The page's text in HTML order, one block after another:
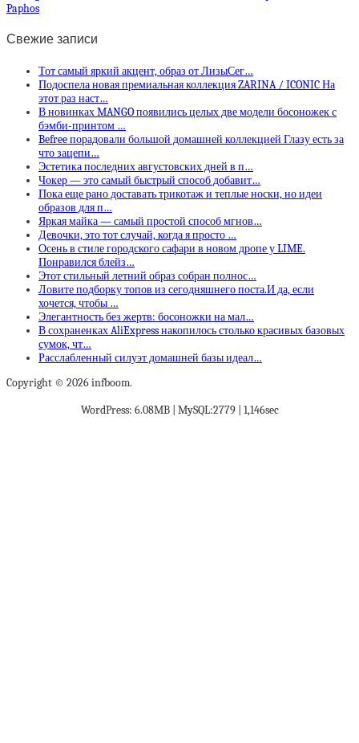
Paphos
Свежие записи
Тот самый яркий акцент, образ от ЛизыСег…
Подоспела новая премиальная коллекция ZARINA / ICONIC На
этот раз наст…
В новинках MANGO появились целых две модели босоножек с
бэмби-принтом …
Befree порадовали большой домашней коллекцией Глазу есть за
что зацепи…
Эстетика последних августовских дней в п…
Чокер — это самый быстрый способ добавит…
Пока еще рано доставать трикотаж и теплые носки, но идеи
образов для п…
Яркая майка — самый простой способ мгнов…
Девочки, это тот случай, когда я просто …
Осень в стиле городского сафари в новом дропе у LIME.
Понравился блейз…
Этот стильный летний образ собран полнос…
Ловите подборку топов из сегодняшнего поста.И да, если
хочется, чтобы …
Элегантность без жертв: босоножки на мал…
В сохраненках AliExpress накопилось столько красивых базовых
сумок, чт…
Расслабленный силуэт домашней базы идеал…
Copyright © 2026 infboom.
WordPress: 6.08MB | MySQL:2779 | 1,146sec